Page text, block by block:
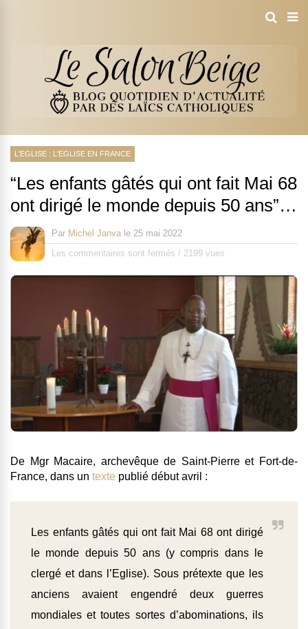
L'EGLISE : L'EGLISE EN FRANCE
“Les enfants gâtés qui ont fait Mai 68
ont dirigé le monde depuis 50 ans”…
Par Michel Janva le 25 mai 2022
Les commentaires sont fermés / 2199 vues
De Mgr Macaire, archevêque de Saint-Pierre et Fort-de-
France, dans un texte publié début avril :
Les enfants gâtés qui ont fait Mai 68 ont dirigé
le monde depuis 50 ans (y compris dans le
clergé et dans l’Eglise). Sous prétexte que les
anciens avaient engendré deux guerres
mondiales et toutes sortes d’abominations, ils